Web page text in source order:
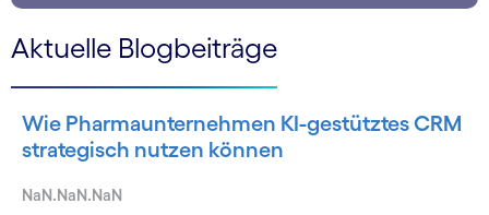
Aktuelle Blogbeiträge
Wie Pharmaunternehmen KI-gestütztes CRM
strategisch nutzen können
NaN.NaN.NaN